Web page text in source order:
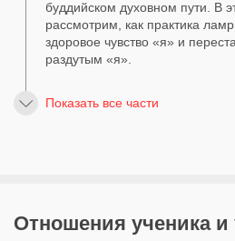
буддийском духовном пути. В
рассмотрим, как практика
здоровое чувство «я» и
раздутым «я».
Показать все части
Отношения ученика и